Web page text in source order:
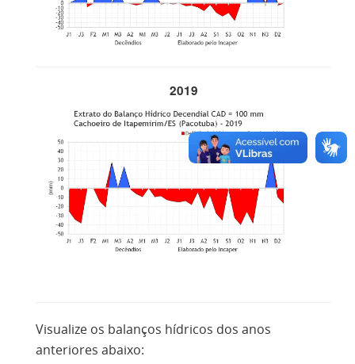
2019
Visualize os balanços hídricos dos anos
anteriores abaixo: